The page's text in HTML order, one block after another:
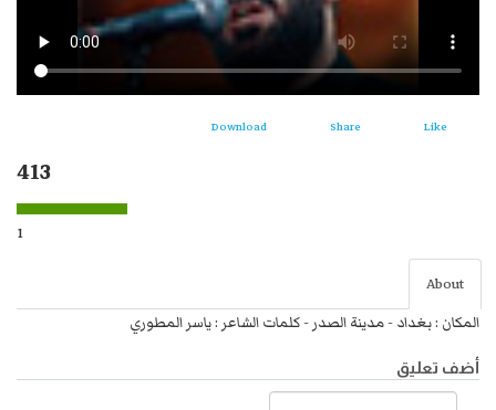
Like
Share
Download
413
1
About
المكان : بغداد - مدينة الصدر - كلمات الشاعر : ياسر المطوري
أضف تعليق